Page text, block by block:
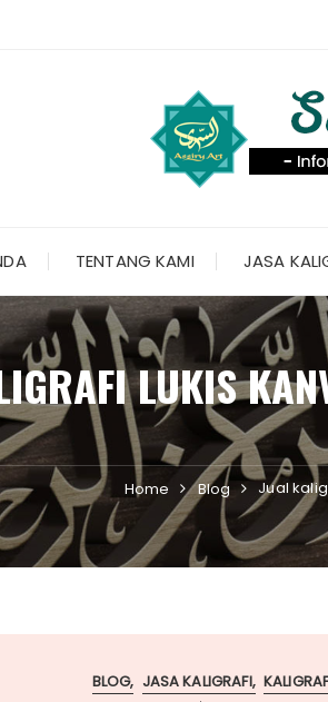
TENTANG KAMI JASA
LUKIS
Home Blog Jual
BLOG JASA KALIGRAFI